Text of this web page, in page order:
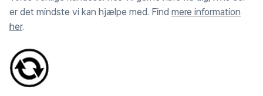
er det mindste vi kan hjælpe med. Find mere information
her.